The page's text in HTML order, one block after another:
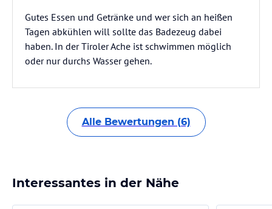
Gutes Essen und Getränke und wer sich an heißen
Tagen abkühlen will sollte das Badezeug dabei
haben. In der Tiroler Ache ist schwimmen möglich
oder nur durchs Wasser gehen.
Alle Bewertungen (6)
Interessantes in der Nähe